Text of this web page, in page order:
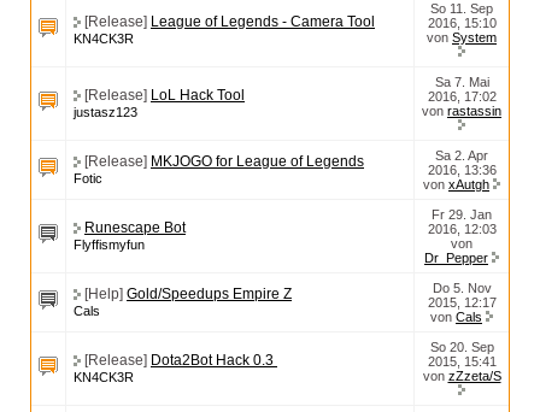
[Release] League of Legends - Camera Tool
KN4CK3R
So 11. Sep
2016, 15:10
von System
[Release] LoL Hack Tool
justasz123
Sa 7. Mai
2016, 17:02
von rastassin
[Release] MKJOGO for League of Legends
Fotic
Sa 2. Apr
2016, 13:36
von xAutgh
Runescape Bot
Flyffismyfun
Fr 29. Jan
2016, 12:03
von
Dr_Pepper
[Help] Gold/Speedups Empire Z
Cals
Do 5. Nov
2015, 12:17
von Cals
[Release] Dota2Bot Hack 0.3
KN4CK3R
So 20. Sep
2015, 15:41
von zZzeta/S